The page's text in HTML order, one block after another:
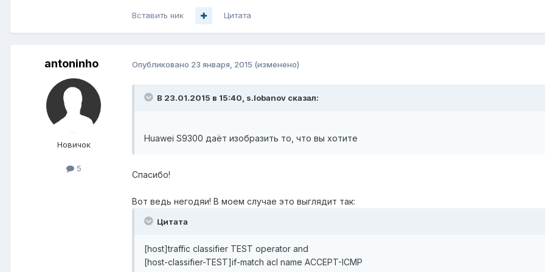
Вставить ник Цитата
antoninho
Новичок
5
Опубликовано 23 января, 2015 (изменено)
В 23.01.2015 в 15:40, s.lobanov сказал:
Huawei S9300 даёт изобразить то, что вы хотите
Спасибо!
Вот ведь негодяи! В моем случае это выглядит так:
Цитата
[host]traffic classifier TEST operator and
[host-classifier-TEST]if-match acl name ACCEPT-ICMP